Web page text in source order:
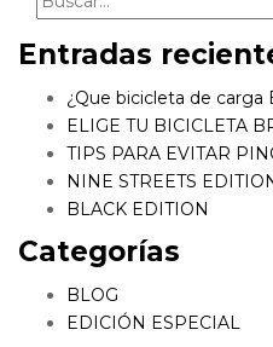
Entradas
¿Que bicicleta de carga
ELIGE TU BICICLETA
TIPS PARA EVITAR
NINE STREETS
BLACK EDITION
Categorías
BLOG
EDICIÓN ESPECIAL